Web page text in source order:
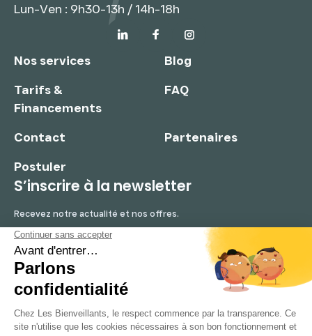
Lun-Ven : 9h30-13h / 14h-18h
Nos services
Blog
Tarifs &
Financements
FAQ
Contact
Partenaires
Postuler
S’inscrire à la newsletter
Recevez notre actualité et nos offres.